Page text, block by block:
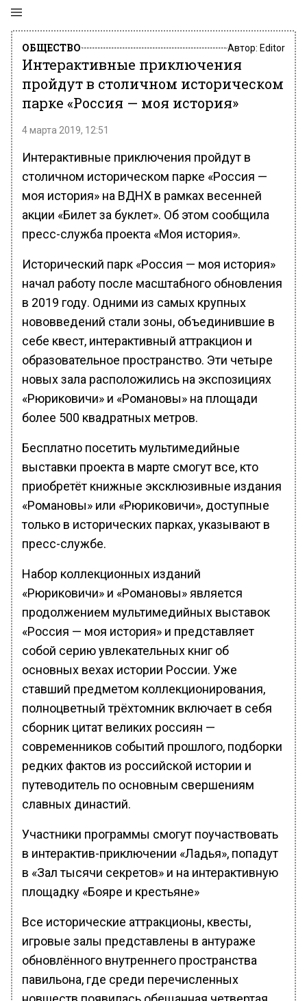
ОБЩЕСТВО Автор: Editor
Интерактивные приключения
пройдут в столичном историческом
парке «Россия — моя история»
4 марта 2019, 12:51
Интерактивные приключения пройдут в
столичном историческом парке «Россия —
моя история» на ВДНХ в рамках весенней
акции «Билет за буклет». Об этом сообщила
пресс-служба проекта «Моя история».
Исторический парк «Россия — моя история»
начал работу после масштабного обновления
в 2019 году. Одними из самых крупных
нововведений стали зоны, объединившие в
себе квест, интерактивный аттракцион и
образовательное пространство. Эти четыре
новых зала расположились на экспозициях
«Рюриковичи» и «Романовы» на площади
более 500 квадратных метров.
Бесплатно посетить мультимедийные
выставки проекта в марте смогут все, кто
приобретёт книжные эксклюзивные издания
«Романовы» или «Рюриковичи», доступные
только в исторических парках, указывают в
пресс-службе.
Набор коллекционных изданий
«Рюриковичи» и «Романовы» является
продолжением мультимедийных выставок
«Россия — моя история» и представляет
собой серию увлекательных книг об
основных вехах истории России. Уже
ставший предметом коллекционирования,
полноцветный трёхтомник включает в себя
сборник цитат великих россиян —
современников событий прошлого, подборки
редких фактов из российской истории и
путеводитель по основным свершениям
славных династий.
Участники программы смогут поучаствовать
в интерактив-приключении «Ладья», попадут
в «Зал тысячи секретов» и на интерактивную
площадку «Бояре и крестьяне»
Все исторические аттракционы, квесты,
игровые залы представлены в антураже
обновлённого внутреннего пространства
павильона, где среди перечисленных